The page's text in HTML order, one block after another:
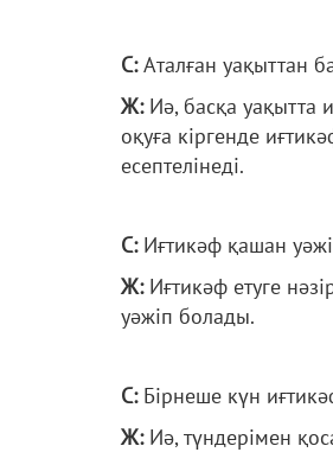
С:Аталған уақыттан
Ж: Иә, басқа уақытта
оқуға кіргенде
есептелінеді.
С: Иғтикәф қашан
Ж: Иғтикәф етуге
уәжіп болады.
С: Бірнеше күн
Ж: Иә, түндерімен